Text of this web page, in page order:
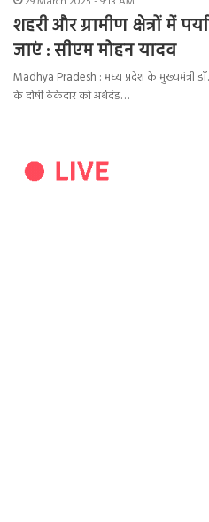
शहरी और ग्रामीण क्षेत्रों में
जाएं : सीएम मोहन यादव
Madhya Pradesh : मध्य प्रदेश के मुख्यमंत्री
के दोषी ठेकेदार को अर्थदंड…